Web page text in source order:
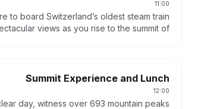
11:00
to board Switzerland’s oldest steam train.
views as you rise to the summit of
Summit Experience and Lunch
12:00
day, witness over 693 mountain peaks.